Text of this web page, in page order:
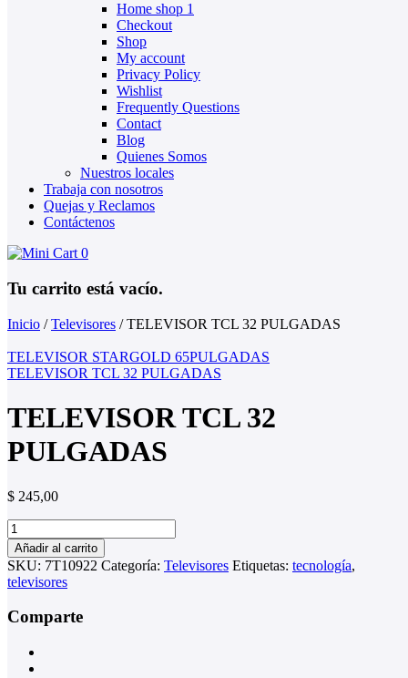
Home shop 1
Checkout
Shop
My account
Privacy Policy
Wishlist
Frequently Questions
Contact
Blog
Quienes Somos
Nuestros locales
Trabaja con nosotros
Quejas y Reclamos
Contáctenos
0
Tu carrito está vacío.
Inicio / Televisores /TELEVISOR TCL 32 PULGADAS
TELEVISOR STARGOLD 65PULGADAS
TELEVISOR TCL 32 PULGADAS
TELEVISOR TCL 32
PULGADAS
$ 245,00
TELEVISOR
TCL
32
PULGADAS
cantidad
Añadir al carrito
SKU: 7T10922 Categoría: Televisores Etiquetas: tecnología,
televisores
Comparte